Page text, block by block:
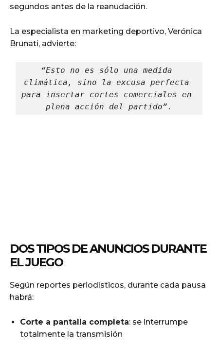
segundos antes de la reanudación.
La especialista en marketing deportivo, Verónica
Brunati, advierte:
“Esto no es sólo una medida
climática, sino la excusa perfecta
para insertar cortes comerciales en
plena acción del partido”.
DOS TIPOS DE ANUNCIOS DURANTE
EL JUEGO
Según reportes periodísticos, durante cada pausa
habrá:
Corte a pantalla completa: se interrumpe
totalmente la transmisión